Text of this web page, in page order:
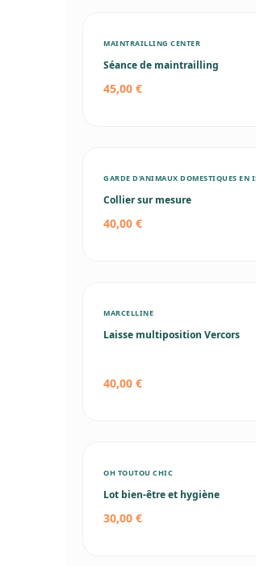
MAINTRAILLING CENTER
Séance de maintrailling
45,00 €
GARDE D'ANIMAUX DOMESTIQUES EN
Collier sur mesure
40,00 €
MARCELLINE
Laisse multiposition Vercors
40,00 €
OH TOUTOU CHIC
Lot bien-être et hygiène
30,00 €